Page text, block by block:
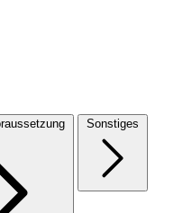
Sonstiges